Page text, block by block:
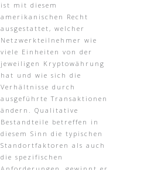
ist mit diesem
amerikanischen Recht
ausgestattet, welcher
Netzwerkteilnehmer wie
viele Einheiten von der
jeweiligen Kryptowährung
hat und wie sich die
Verhältnisse durch
ausgeführte Transaktionen
ändern. Qualitative
Bestandteile betreffen in
diesem Sinn die typischen
Standortfaktoren als auch
die spezifischen